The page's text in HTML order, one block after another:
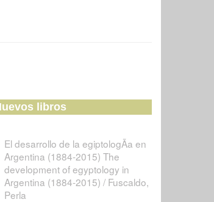
libros
El desarrollo de la egiptologÃ­a en
Argentina (1884-2015) The
development of egyptology in
Argentina (1884-2015) / Fuscaldo,
Perla